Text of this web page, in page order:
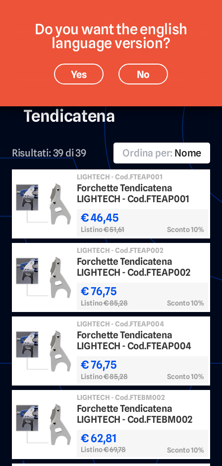
CATEGORIE MARCHE
Accessori › Accessori Pista › Tendicatena
Tendicatena
Ordina per: Nome
Risultati:39 di 39
LIGHTECH - Cod.FTEAP001
Forchette Tendicatena
LIGHTECH - Cod.FTEAP001
€ 46,45
Listino€ 51,61 Sconto 10%
LIGHTECH - Cod.FTEAP002
Forchette Tendicatena
LIGHTECH - Cod.FTEAP002
€ 76,75
Listino€ 85,28 Sconto 10%
LIGHTECH - Cod.FTEAP004
Forchette Tendicatena
LIGHTECH - Cod.FTEAP004
€ 76,75
Listino€ 85,28 Sconto 10%
LIGHTECH - Cod.FTEBM002
Forchette Tendicatena
LIGHTECH - Cod.FTEBM002
€ 62,81
Listino€ 69,78 Sconto 10%
Do you want the english
language version?
Yes No